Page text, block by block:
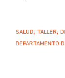
SALUD TALLER
DEPARTAMENTO